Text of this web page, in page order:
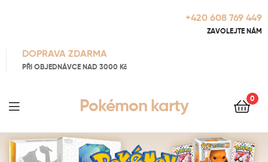
+420 608 769 449
ZAVOLEJTE NÁM
DOPRAVA ZDARMA
PŘI OBJEDNÁVCE NAD 3000 Kč
Pokémon karty 0